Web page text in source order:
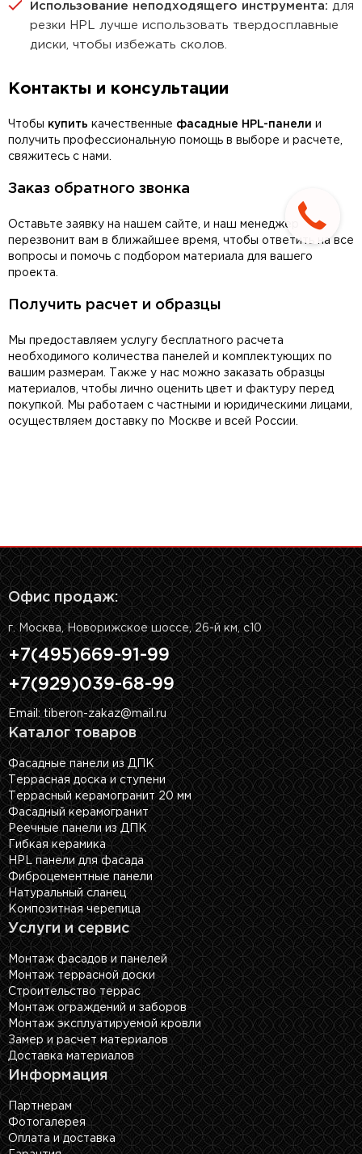
Использование неподходящего инструмента: для
резки HPL лучше использовать твердосплавные
диски, чтобы избежать сколов.
Контакты и консультации
Чтобы купить качественные фасадные HPL-панели и
получить профессиональную помощь в выборе и расчете,
свяжитесь с нами.
Заказ обратного звонка
Оставьте заявку на нашем сайте, и наш менеджер
перезвонит вам в ближайшее время, чтобы ответить на все
вопросы и помочь с подбором материала для вашего
проекта.
Получить расчет и образцы
Мы предоставляем услугу бесплатного расчета
необходимого количества панелей и комплектующих по
вашим размерам. Также у нас можно заказать образцы
материалов, чтобы лично оценить цвет и фактуру перед
покупкой. Мы работаем с частными и юридическими лицами,
осуществляем доставку по Москве и всей России.
Офис продаж:
г. Москва, Новорижское шоссе, 26-й км, с10
+7(495)669-91-99
+7(929)039-68-99
Email: tiberon-zakaz@mail.ru
Каталог товаров
Фасадные панели из ДПК
Террасная доска и ступени
Террасный керамогранит 20 мм
Фасадный керамогранит
Реечные панели из ДПК
Гибкая керамика
HPL панели для фасада
Фиброцементные панели
Натуральный сланец
Композитная черепица
Услуги и сервис
Монтаж фасадов и панелей
Монтаж террасной доски
Строительство террас
Монтаж ограждений и заборов
Монтаж эксплуатируемой кровли
Замер и расчет материалов
Доставка материалов
Информация
Партнерам
Фотогалерея
Оплата и доставка